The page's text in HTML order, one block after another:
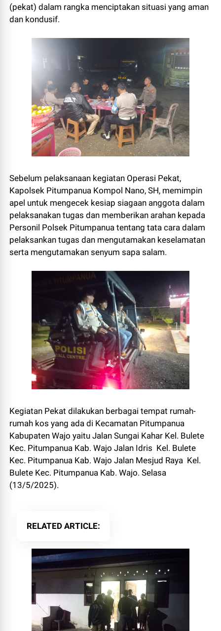
(pekat) dalam rangka menciptakan situasi yang aman
dan kondusif.
Sebelum pelaksanaan kegiatan Operasi Pekat,
Kapolsek Pitumpanua Kompol Nano, SH, memimpin
apel untuk mengecek kesiap siagaan anggota dalam
pelaksanakan tugas dan memberikan arahan kepada
Personil Polsek Pitumpanua tentang tata cara dalam
pelaksankan tugas dan mengutamakan keselamatan
serta mengutamakan senyum sapa salam.
Kegiatan Pekat dilakukan berbagai tempat rumah-
rumah kos yang ada di Kecamatan Pitumpanua
Kabupaten Wajo yaitu Jalan Sungai Kahar Kel. Bulete
Kec. Pitumpanua Kab. Wajo Jalan Idris Kel. Bulete
Kec. Pitumpanua Kab. Wajo Jalan Mesjud Raya Kel.
Bulete Kec. Pitumpanua Kab. Wajo. Selasa
(13/5/2025).
RELATED ARTICLE